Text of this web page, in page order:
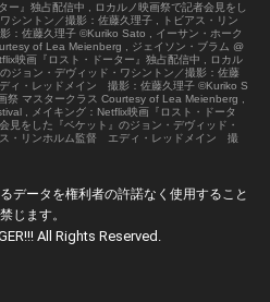
ー』独占配信中 , ロカルノ映画祭で記者会見をし
シントン／撮影：佐藤久理子 , トビアス・リン
佐藤久理子 ©Kuriko Sato , イーサン・ホーク
of Lea Meienberg , ジェイソン・ブラム @
映画『ロスト・ドーター』独占配信中 , ロカル
ジョン・デヴィッド・ワシントン／撮影：佐藤
ィ・レッドメイン 撮影：佐藤久理子 ©Kuriko S
祭 マスタークラス Courtesy of Lea Meienberg ,
, メイキング：Netflix映画『ロスト・ドータ
見をした『ベケット』のジョン・デヴィッド・
ス・リンホルム監督 エディ・レッドメイン 撮
データを権利者の許諾なく使用すること
じます。
All Rights Reserved.